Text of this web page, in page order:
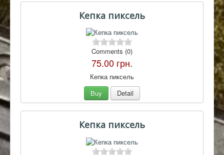
Кепка пиксель
Comments (0)
75.00 грн.
Кепка пиксель
Buy
Detail
Кепка пиксель